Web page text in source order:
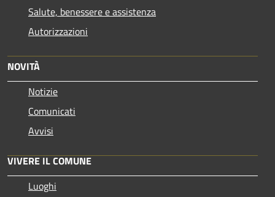
Salute, benessere e assistenza
Autorizzazioni
NOVITÀ
Notizie
Comunicati
Avvisi
VIVERE IL COMUNE
Luoghi